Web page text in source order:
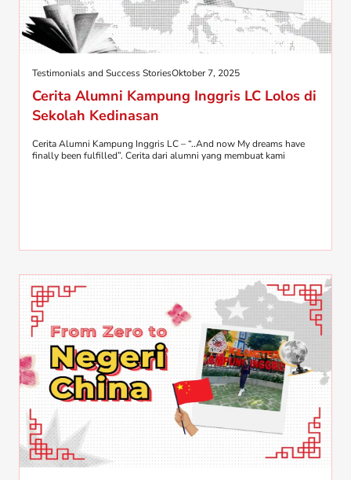
Testimonials and Success StoriesOktober 7, 2025
Cerita Alumni Kampung Inggris LC Lolos di
Sekolah Kedinasan
Cerita Alumni Kampung Inggris LC – “..And now My dreams have
finally been fulfilled”. Cerita dari alumni yang membuat kami